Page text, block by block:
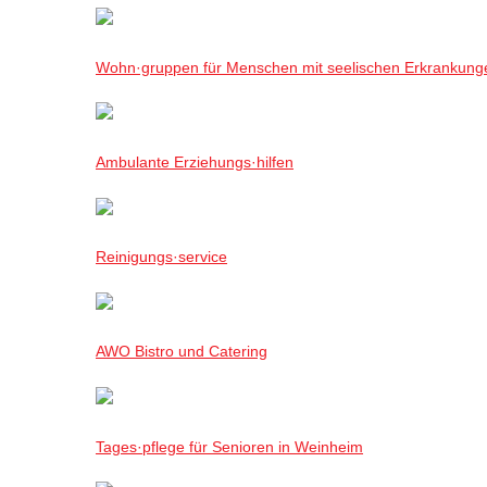
Wohn·gruppen für Menschen mit seelischen
Ambulante Erziehungs·hilfen
Reinigungs·service
AWO Bistro und Catering
Tages·pflege für Senioren in Weinheim